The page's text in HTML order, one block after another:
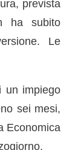
prevista
ha subito
Le
un impiego
sei mesi,
Economica